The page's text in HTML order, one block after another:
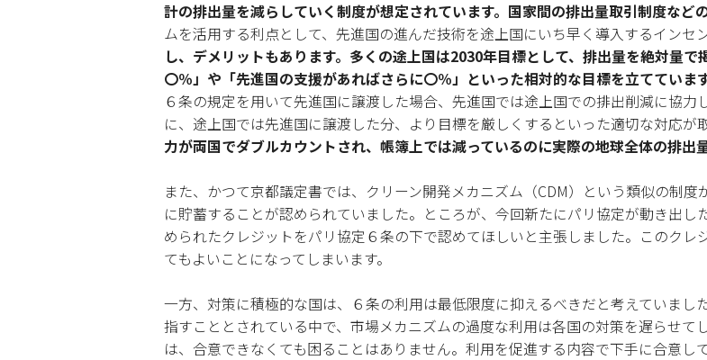
計の排出量を減らしていく制度が想定されています。国家間の排出量取引制度など
ムを活用する利点として、先進国の進んだ技術を途上国にいち早く導入するインセ
し、デメリットもあります。多くの途上国は2030年目標として、排出量を絶対量
〇％」や「先進国の支援があればさらに〇％」といった相対的な目標を立てています
６条の規定を用いて先進国に譲渡した場合、先進国では途上国での排出削減に協
に、途上国では先進国に譲渡した分、より目標を厳しくするといった適切な対応が
力が両国でダブルカウントされ、帳簿上では減っているのに実際の地球全体の排出
また、かつて京都議定書では、クリーン開発メカニズム（CDM）という類似の制
に貯蓄することが認められていました。ところが、今回新たにパリ協定が動き出
められたクレジットをパリ協定６条の下で認めてほしいと主張しました。このク
てもよいことになってしまいます。
一方、対策に積極的な国は、６条の利用は最低限度に抑えるべきだと考えていまし
指すこととされている中で、市場メカニズムの過度な利用は各国の対策を遅らせて
は、合意できなくても困ることはありません。利用を促進する内容で下手に合意